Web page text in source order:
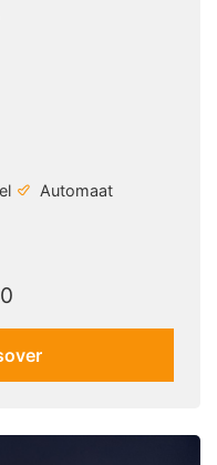
Automaat